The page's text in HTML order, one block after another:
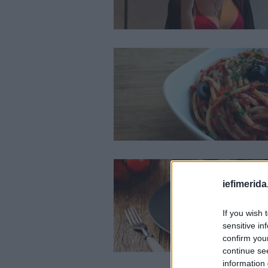
If you wish
sensitive
confirm
continue
information